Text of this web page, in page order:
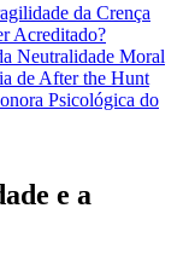
da Crença
Acreditado?
Neutralidade Moral
de After the Hunt
Psicológica do
e a